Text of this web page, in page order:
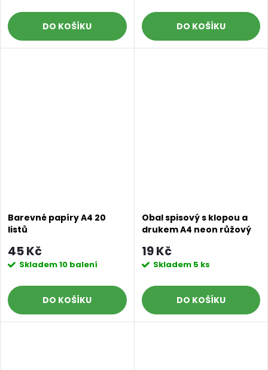
DO KOŠÍKU DO KOŠÍKU
Barevné papíry A4 20
listů
45 Kč
Skladem10 balení
DO KOŠÍKU
Obal spisový s klopou a
drukem A4 neon růžový
19 Kč
Skladem 5 ks
DO KOŠÍKU